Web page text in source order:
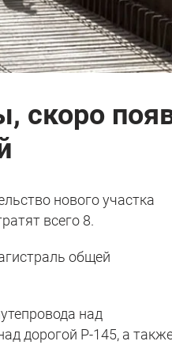
скоро
нового участка
всего 8.
общей
над
дорогой Р-145, а